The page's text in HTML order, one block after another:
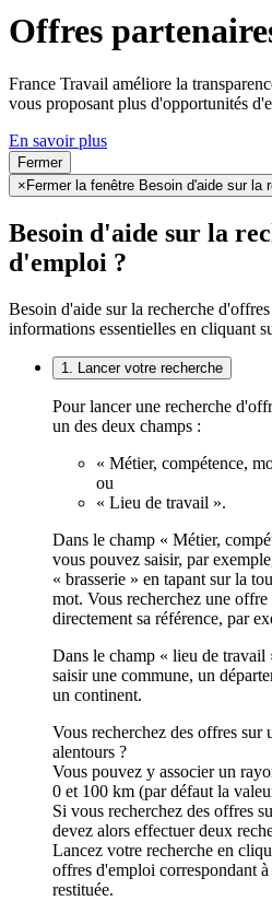
Offres
France Travail améliore la
vous proposant plus d'opportunités
En savoir plus
Fermer
× Fermer la fenêtre Besoin d'aide sur la
Besoin d'aide sur la
d'emploi ?
Besoin d'aide sur la recherche
informations essentielles en cliquant
1. Lancer votre recherche
Pour lancer une recherche
un des deux champs :
« Métier, compétence,
ou
« Lieu de travail ».
Dans le champ « Métier,
vous pouvez saisir, par
« brasserie » en tapant sur la
mot. Vous recherchez une offre
directement sa référence, par
Dans le champ « lieu de
saisir une commune, un
un continent.
Vous recherchez des offres sur
alentours ?
Vous pouvez y associer un
0 et 100 km (par défaut la
Si vous recherchez des offres
devez alors effectuer deux
Lancez votre recherche en
offres d'emploi correspondant
restituée.